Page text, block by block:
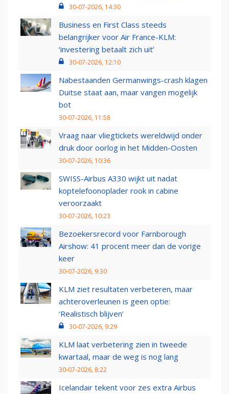
30-07-2026, 14:30
Business en First Class steeds
belangrijker voor Air France-KLM:
‘investering betaalt zich uit’
30-07-2026, 12:10
Nabestaanden Germanwings-crash klagen
Duitse staat aan, maar vangen mogelijk
bot
30-07-2026, 11:58
Vraag naar vliegtickets wereldwijd onder
druk door oorlog in het Midden-Oosten
30-07-2026, 10:36
SWISS-Airbus A330 wijkt uit nadat
koptelefoonoplader rook in cabine
veroorzaakt
30-07-2026, 10:23
Bezoekersrecord voor Farnborough
Airshow: 41 procent meer dan de vorige
keer
30-07-2026, 9:30
KLM ziet resultaten verbeteren, maar
achteroverleunen is geen optie:
‘Realistisch blijven’
30-07-2026, 9:29
KLM laat verbetering zien in tweede
kwartaal, maar de weg is nog lang
30-07-2026, 8:22
Icelandair tekent voor zes extra Airbus